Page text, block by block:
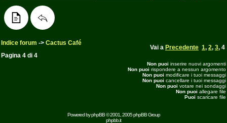
Indice forum -> Cactus Café
Vai a Precedente 1, 2, 3, 4
Pagina 4 di 4
Non puoi inserire nuovi argomenti
Non puoi rispondere a nessun argomento
Non puoi modificare i tuoi messaggi
Non puoi cancellare i tuoi messaggi
Non puoi votare nei sondaggi
Non puoi allegare file
Puoi scaricare file
Powered byphpBB© 2001, 2005 phpBB Group
phpbb.it